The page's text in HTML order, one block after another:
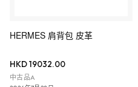
HERMES 肩背包 皮革
HKD 19032.00
中古品A